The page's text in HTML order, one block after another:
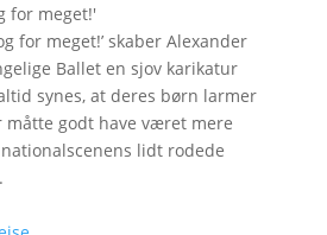
for meget!'
for meget!’ skaber Alexander
Ballet en sjov karikatur
synes, at deres børn larmer
måtte godt have været mere
lidt rodede